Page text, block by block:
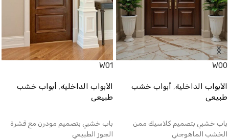
W00
الأبواب الداخلية, أبواب خشب
طبيعى
باب خشبي بتصميم كلاسيك ممن
الخشب الماهوجني
W01
الأبواب الداخلية, أبواب خشب
طبيعى
باب خشبي بتصميم مودرن مع قشرة
الجوز الطبيعي